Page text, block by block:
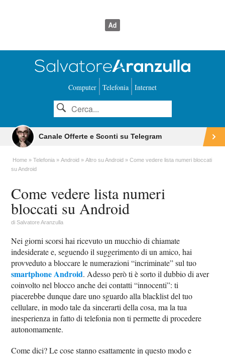
Computer Telefonia Internet
Canale Offerte e Sconti su Telegram
Home Telefonia Android Altro su Android
Come vedere lista numeri bloccati
su Android
Come vedere lista numeri
bloccati su Android
diSalvatore Aranzulla
Nei giorni scorsi hai ricevuto un mucchio di chiamate
indesiderate e, seguendo il suggerimento di un amico, hai
provveduto a bloccare le numerazioni “incriminate” sul tuo
smartphone Android. Adesso però ti è sorto il dubbio di aver
coinvolto nel blocco anche dei contatti “innocenti”: ti
piacerebbe dunque dare uno sguardo alla blacklist del tuo
cellulare, in modo tale da sincerarti della cosa, ma la tua
inesperienza in fatto di telefonia non ti permette di procedere
autonomamente.
Come dici? Le cose stanno esattamente in questo modo e